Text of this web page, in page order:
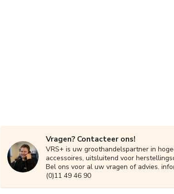
Vragen? Contacteer ons!
VRS+ is uw groothandelspartner in
accessoires, uitsluitend voor
Bel ons voor al uw vragen of advies.
(0)11 49 46 90